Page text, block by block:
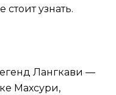
узнать.
Лангкави —
Махсури,